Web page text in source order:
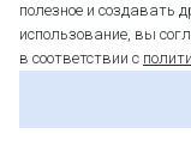
© Stern 2026
полезное и создавать
использование, вы
в соответствии с